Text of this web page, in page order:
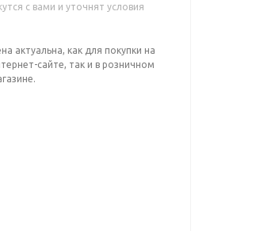
с вами и уточнят условия
актуальна, как для покупки на
сайте, так и в розничном